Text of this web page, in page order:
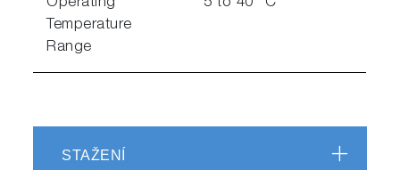
Operating
Temperature
Range
5 to 40 °C
STAŽENÍ